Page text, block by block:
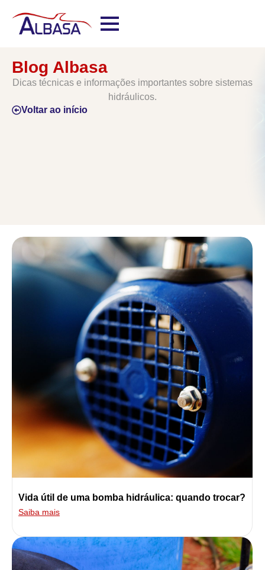
Blog Albasa
Dicas técnicas e informações importantes sobre sistemas
hidráulicos.
Voltar ao início
Vida útil de uma bomba hidráulica: quando trocar?
Saiba mais